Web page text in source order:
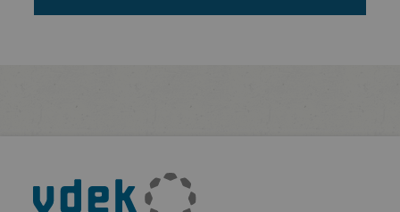
Fußleisten-
Navigation